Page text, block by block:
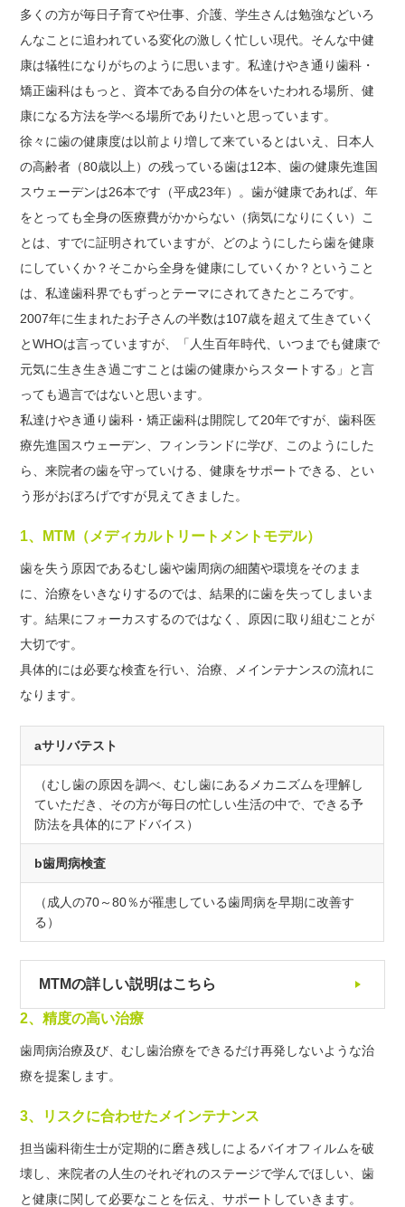
多くの方が毎日子育てや仕事、介護、学生さんは勉強などいろ
んなことに追われている変化の激しく忙しい現代。そんな中健
康は犠牲になりがちのように思います。私達けやき通り歯科・
矯正歯科はもっと、資本である自分の体をいたわれる場所、健
康になる方法を学べる場所でありたいと思っています。
徐々に歯の健康度は以前より増して来ているとはいえ、日本人
の高齢者（80歳以上）の残っている歯は12本、歯の健康先進国
スウェーデンは26本です（平成23年）。歯が健康であれば、年
をとっても全身の医療費がかからない（病気になりにくい）こ
とは、すでに証明されていますが、どのようにしたら歯を健康
にしていくか？そこから全身を健康にしていくか？ということ
は、私達歯科界でもずっとテーマにされてきたところです。
2007年に生まれたお子さんの半数は107歳を超えて生きていく
とWHOは言っていますが、「人生百年時代、いつまでも健康で
元気に生き生き過ごすことは歯の健康からスタートする」と言
っても過言ではないと思います。
私達けやき通り歯科・矯正歯科は開院して20年ですが、歯科医
療先進国スウェーデン、フィンランドに学び、このようにした
ら、来院者の歯を守っていける、健康をサポートできる、とい
う形がおぼろげですが見えてきました。
1、MTM（メディカルトリートメントモデル）
歯を失う原因であるむし歯や歯周病の細菌や環境をそのまま
に、治療をいきなりするのでは、結果的に歯を失ってしまいま
す。結果にフォーカスするのではなく、原因に取り組むことが
大切です。
具体的には必要な検査を行い、治療、メインテナンスの流れに
なります。
aサリバテスト
（むし歯の原因を調べ、むし歯にあるメカニズムを理解し
ていただき、その方が毎日の忙しい生活の中で、できる予
防法を具体的にアドバイス）
b歯周病検査
（成人の70～80％が罹患している歯周病を早期に改善す
る）
MTMの詳しい説明はこちら
2、精度の高い治療
歯周病治療及び、むし歯治療をできるだけ再発しないような治
療を提案します。
3、リスクに合わせたメインテナンス
担当歯科衛生士が定期的に磨き残しによるバイオフィルムを破
壊し、来院者の人生のそれぞれのステージで学んでほしい、歯
と健康に関して必要なことを伝え、サポートしていきます。